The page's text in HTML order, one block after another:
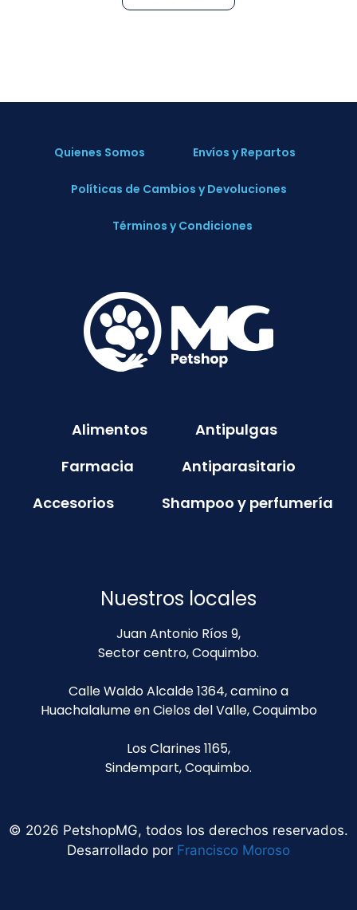
Quienes Somos Envíos y Repartos
Políticas de Cambios y Devoluciones
Términos y Condiciones
Alimentos
Antipulgas
Farmacia
Antiparasitario
Accesorios
Shampoo y perfumería
Nuestros locales
Juan Antonio Ríos 9,
Sector centro, Coquimbo.
Calle Waldo Alcalde 1364, camino a
Huachalalume en Cielos del Valle, Coquimbo
Los Clarines 1165,
Sindempart, Coquimbo.
© 2026 PetshopMG, todos los derechos reservados.
Desarrollado por Francisco Moroso